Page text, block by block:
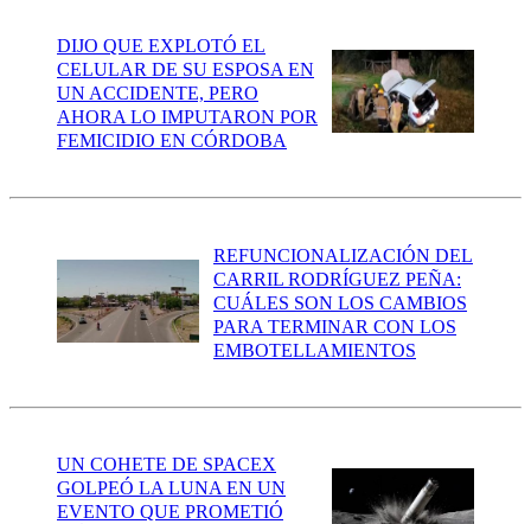
DIJO QUE EXPLOTÓ EL
CELULAR DE SU ESPOSA EN
UN ACCIDENTE, PERO
AHORA LO IMPUTARON POR
FEMICIDIO EN CÓRDOBA
REFUNCIONALIZACIÓN DEL
CARRIL RODRÍGUEZ PEÑA:
CUÁLES SON LOS CAMBIOS
PARA TERMINAR CON LOS
EMBOTELLAMIENTOS
UN COHETE DE SPACEX
GOLPEÓ LA LUNA EN UN
EVENTO QUE PROMETIÓ